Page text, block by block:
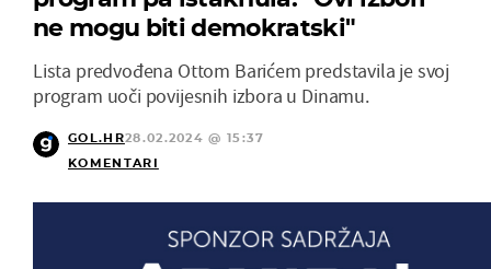
ne mogu biti demokratski"
Lista predvođena Ottom Barićem predstavila je svoj
program uoči povijesnih izbora u Dinamu.
GOL.HR28.02.2024 @ 15:37
KOMENTARI